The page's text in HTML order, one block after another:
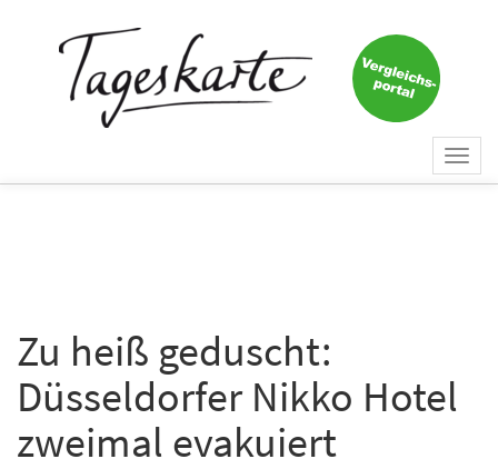
Zu heiß geduscht:
Düsseldorfer Nikko Hotel
zweimal evakuiert
Keine Nachricht mehr
verpassen!
E-Mail*